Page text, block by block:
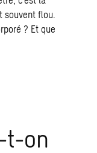
souvent flou.
? Et que
t-on